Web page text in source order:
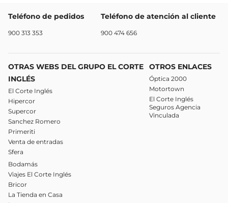
Teléfono de pedidos
900 313 353
Teléfono de atención al cliente
900 474 656
OTRAS WEBS DEL GRUPO EL CORTE
INGLÉS
El Corte Inglés
Hipercor
Supercor
Sanchez Romero
Primeriti
Venta de entradas
Sfera
Bodamás
Viajes El Corte Inglés
Bricor
La Tienda en Casa
OTROS ENLACES
Óptica 2000
Motortown
El Corte Inglés
Seguros Agencia
Vinculada